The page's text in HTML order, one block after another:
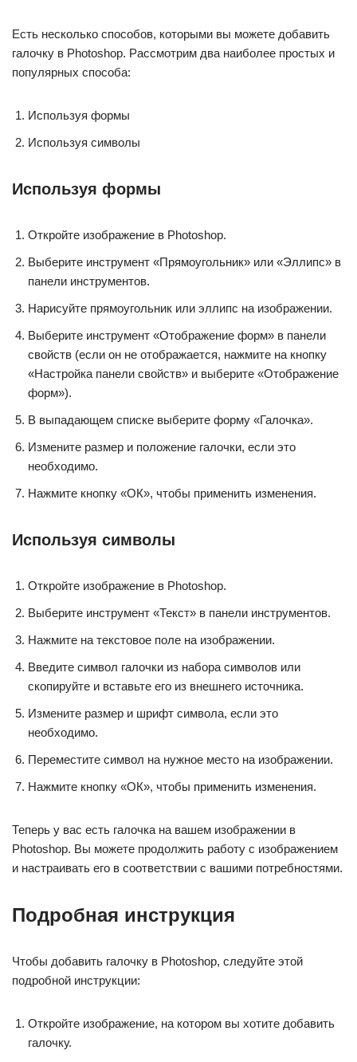
Есть несколько способов, которыми вы можете добавить
галочку в Photoshop. Рассмотрим два наиболее простых и
популярных способа:
Используя формы
Используя символы
Используя формы
Откройте изображение в Photoshop.
Выберите инструмент «Прямоугольник» или «Эллипс» в
панели инструментов.
Нарисуйте прямоугольник или эллипс на изображении.
Выберите инструмент «Отображение форм» в панели
свойств (если он не отображается, нажмите на кнопку
«Настройка панели свойств» и выберите «Отображение
форм»).
В выпадающем списке выберите форму «Галочка».
Измените размер и положение галочки, если это
необходимо.
Нажмите кнопку «ОК», чтобы применить изменения.
Используя символы
Откройте изображение в Photoshop.
Выберите инструмент «Текст» в панели инструментов.
Нажмите на текстовое поле на изображении.
Введите символ галочки из набора символов или
скопируйте и вставьте его из внешнего источника.
Измените размер и шрифт символа, если это
необходимо.
Переместите символ на нужное место на изображении.
Нажмите кнопку «ОК», чтобы применить изменения.
Теперь у вас есть галочка на вашем изображении в
Photoshop. Вы можете продолжить работу с изображением
и настраивать его в соответствии с вашими потребностями.
Подробная инструкция
Чтобы добавить галочку в Photoshop, следуйте этой
подробной инструкции:
Откройте изображение, на котором вы хотите добавить
галочку.